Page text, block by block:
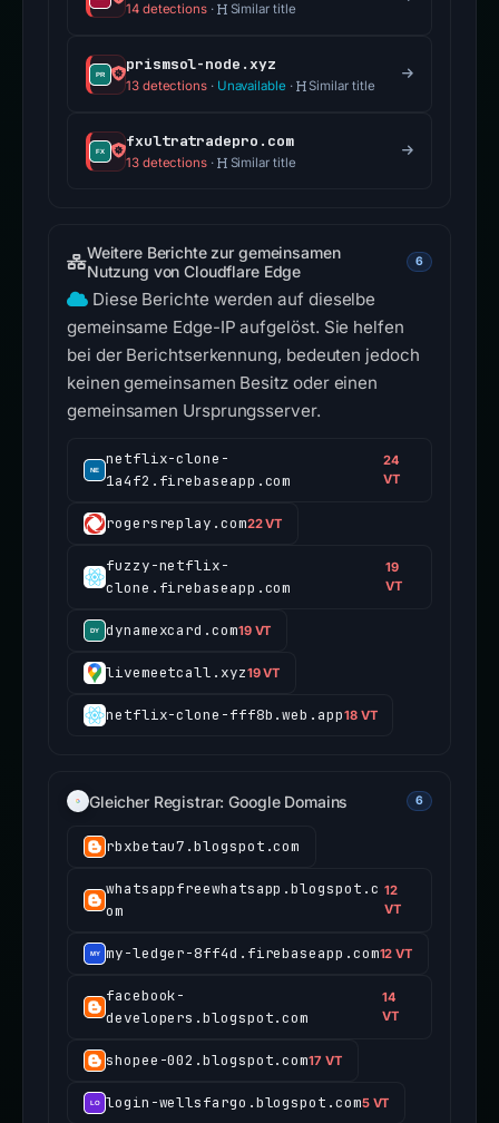
14 detections· Similar title
prismsol-node.xyz
13 detections· Unavailable · Similar title
fxultratradepro.com
13 detections· Similar title
Weitere Berichte zur gemeinsamen
Nutzung von Cloudflare Edge
6
Diese Berichte werden auf dieselbe
gemeinsame Edge-IP aufgelöst. Sie helfen
bei der Berichtserkennung, bedeuten jedoch
keinen gemeinsamen Besitz oder einen
gemeinsamen Ursprungsserver.
netflix-clone-
1a4f2.firebaseapp.com
24
VT
rogersreplay.com22 VT
fuzzy-netflix-
clone.firebaseapp.com
19
VT
dynamexcard.com19 VT
livemeetcall.xyz19 VT
netflix-clone-fff8b.web.app18 VT
Gleicher Registrar: Google Domains 6
rbxbetau7.blogspot.com
whatsappfreewhatsapp.blogspot.c
om
12
VT
my-ledger-8ff4d.firebaseapp.com12 VT
facebook-
developers.blogspot.com
14
VT
shopee-002.blogspot.com17 VT
login-wellsfargo.blogspot.com5 VT